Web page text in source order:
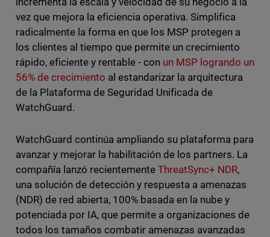
vez que mejora la eficiencia operativa. Simplifica
radicalmente la forma en que los MSP protegen a
los clientes al tiempo que permite un crecimiento
rápido, eficiente y rentable - con un MSP logrando un
56% de crecimiento al estandarizar la arquitectura
de la Plataforma de Seguridad Unificada de
WatchGuard.
WatchGuard continúa ampliando su plataforma para
avanzar y mejorar la habilitación de los partners. La
compañía lanzó recientemente ThreatSync+ NDR,
una solución de detección y respuesta a amenazas
(NDR) de red abierta, 100% basada en la nube y
potenciada por IA, que permite a organizaciones de
todos los tamaños combatir amenazas avanzadas